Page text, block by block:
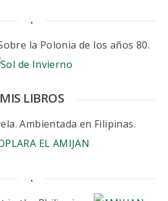
.
la Polonia de los años 80.
MIS LIBROS
Ambientada en Filipinas.
.